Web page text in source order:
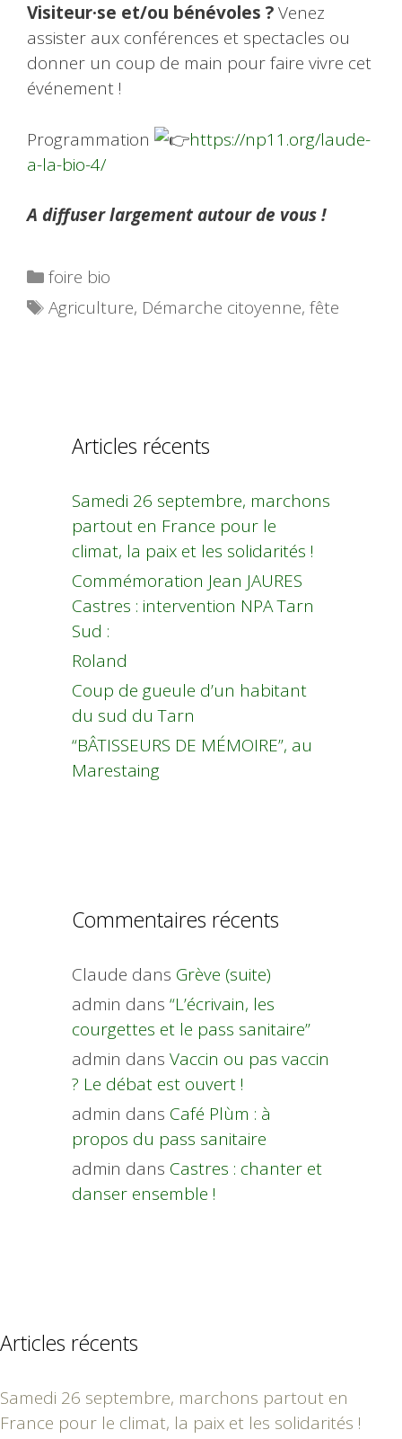
Visiteur·se et/ou bénévoles ?Venez
assister aux conférences et spectacles ou
donner un coup de main pour faire vivre cet
événement !
Programmation
https://np11.org/laude-
a-la-bio-4/
A diffuser largement autour de vous !
Catégories
foire bio
Étiquettes
Agriculture, Démarche citoyenne,fête
Articles récents
Samedi 26 septembre, marchons
partout en France pour le
climat, la paix et les solidarités !
Commémoration Jean JAURES
Castres : intervention NPA Tarn
Sud :
Roland
Coup de gueule d’un habitant
du sud du Tarn
“BÂTISSEURS DE MÉMOIRE”, au
Marestaing
Commentaires récents
Claude dans Grève (suite)
admin dans “L’écrivain, les
courgettes et le pass sanitaire”
admin dans Vaccin ou pas vaccin
? Le débat est ouvert !
admin dans Café Plùm : à
propos du pass sanitaire
admin dans Castres : chanter et
danser ensemble !
Articles récents
Samedi 26 septembre, marchons partout en
France pour le climat, la paix et les solidarités !